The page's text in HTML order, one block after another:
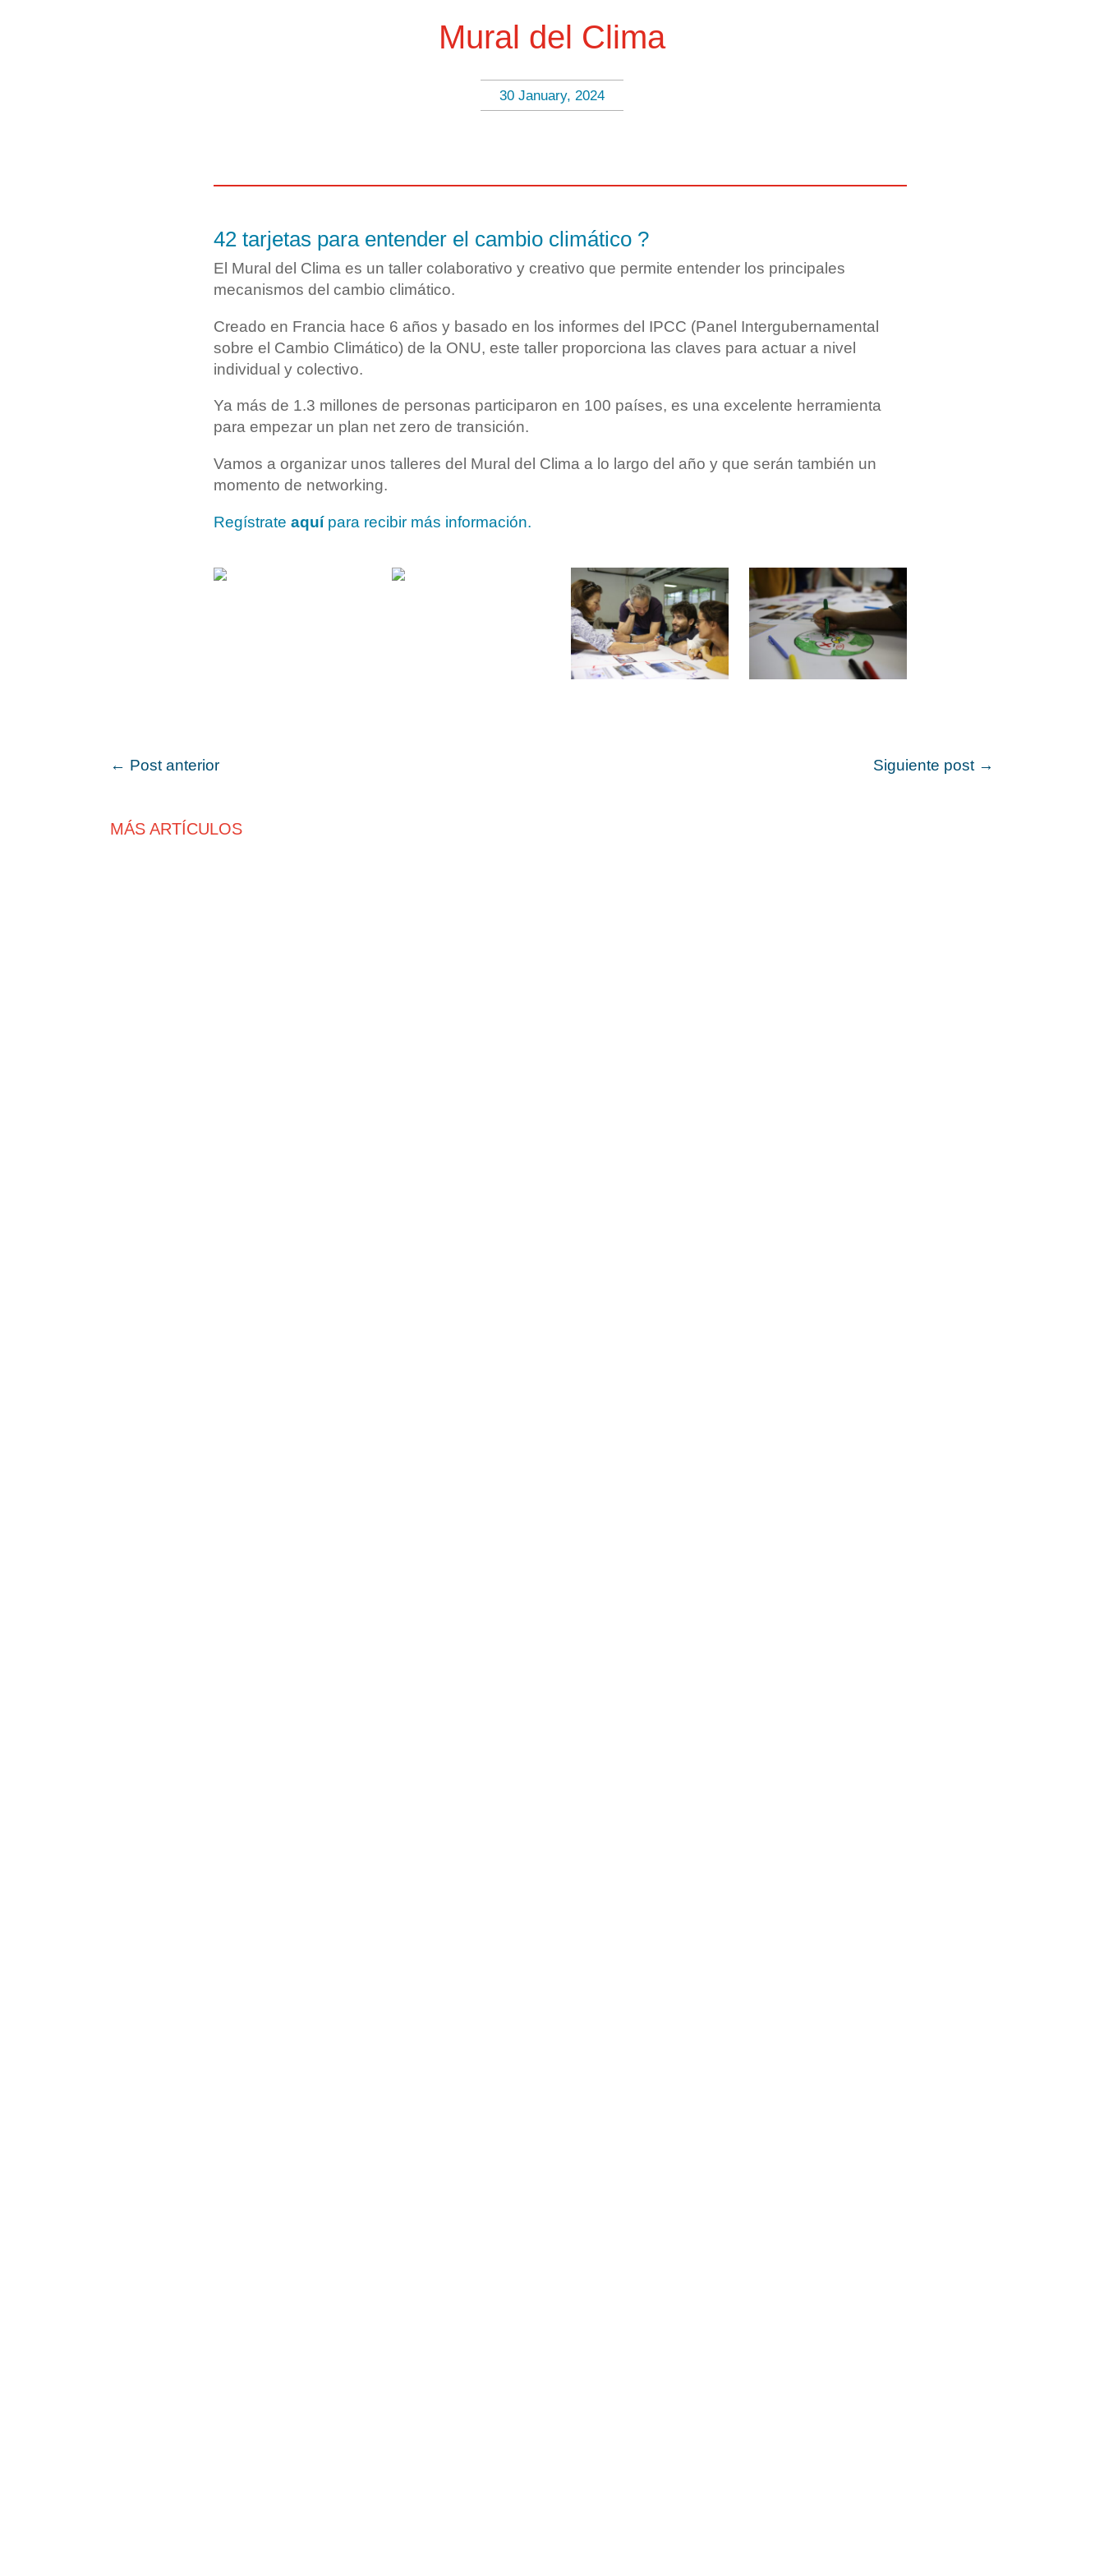
Mural del Clima
30 January, 2024
42 tarjetas para entender el cambio climático ?
El Mural del Clima es un taller colaborativo y creativo que permite entender los principales
mecanismos del cambio climático.
Creado en Francia hace 6 años y basado en los informes del IPCC (Panel Intergubernamental
sobre el Cambio Climático) de la ONU, este taller proporciona las claves para actuar a nivel
individual y colectivo.
Ya más de 1.3 millones de personas participaron en 100 países, es una excelente herramienta
para empezar un plan net zero de transición.
Vamos a organizar unos talleres del Mural del Clima a lo largo del año y que serán también un
momento de networking.
Regístrateaquípara recibir más información.
← Post anterior Siguiente post→
MÁS ARTÍCULOS